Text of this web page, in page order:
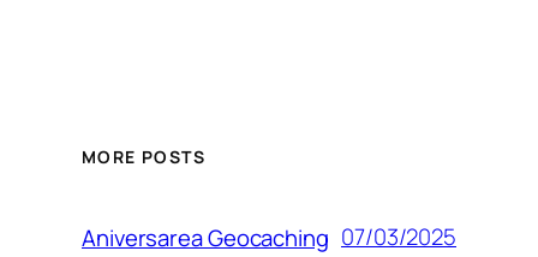
MORE POSTS
Aniversarea Geocaching 07/03/2025